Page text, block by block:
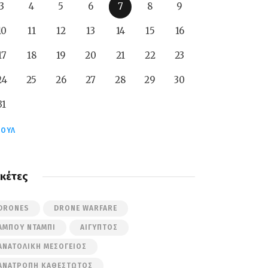
3 4 5 6 7 8 9
11 12 13 14 15 16
18 19 20 21 22 23
25 26 27 28 29 30
DRONES DRONE WARFARE
ΝΤΆΜΠΙ ΑΊΓΥΠΤΟΣ
ΜΕΣΌΓΕΙΟΣ
ΚΑΘΕΣΤΏΤΟΣ